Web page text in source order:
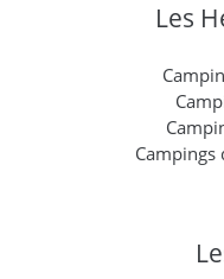
Les
Campings